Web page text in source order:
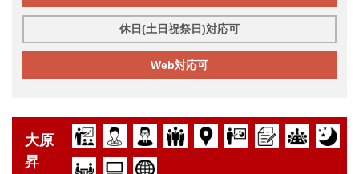
休日(土日祝祭日)対応可
Web対応可
大原
昇